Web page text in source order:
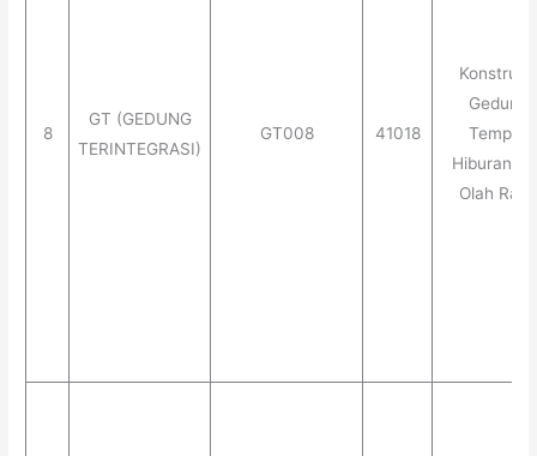
8
GT (GEDUNG
TERINTEGRASI)
GT008 41018
Konstruksi
Gedung
Tempat
Hiburan
Olah Raga